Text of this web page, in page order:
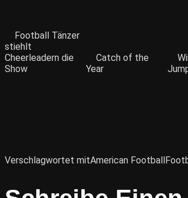
Football Tänzer
stiehlt
Cheerleadern die
Show
Catch of the
Year
Verschlagwortet mitAmerican Football